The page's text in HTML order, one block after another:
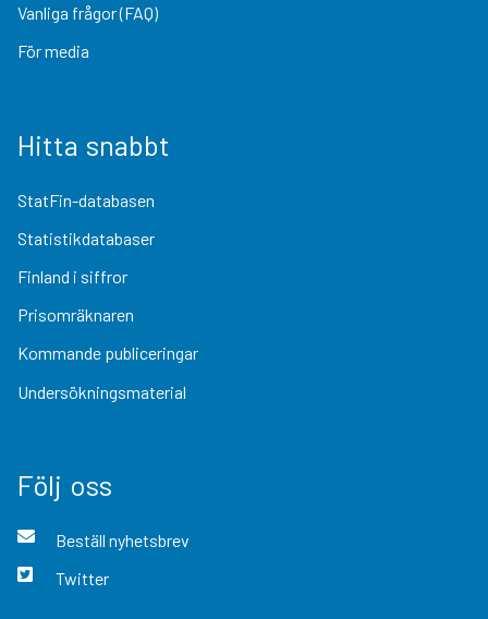
Vanliga frågor (FAQ)
För media
Hitta snabbt
StatFin-databasen
Statistikdatabaser
Finland i siffror
Prisomräknaren
Kommande publiceringar
Undersökningsmaterial
Följ oss
Beställ nyhetsbrev
Twitter